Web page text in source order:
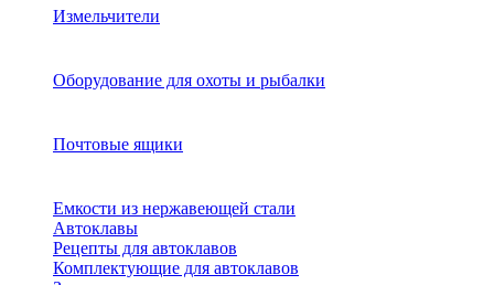
Измельчители
Оборудование для охоты и рыбалки
Почтовые ящики
Емкости из нержавеющей стали
Автоклавы
Рецепты для автоклавов
Комплектующие для автоклавов